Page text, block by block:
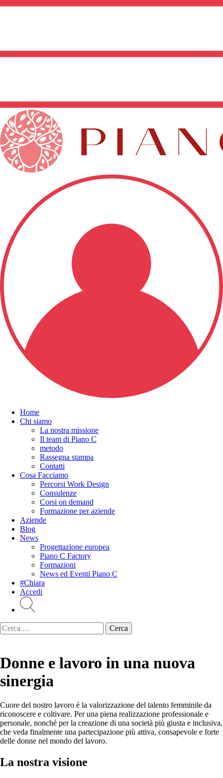
Home
Chi siamo
La nostra missione
Il team di Piano C
metodo
Rassegna stampa
Contatti
Cosa Facciamo
Percorsi Work Design
Consulenze
Corsi on demand
Formazione per aziende
Aziende
Blog
News
Progettazione europea
Piano C Factory
Formazioni
News ed Eventi Piano C
#Chiara
Accedi
Ricerca
per:
Donne e lavoro in una nuova
sinergia
Cuore del nostro lavoro è la valorizzazione del talento femminile da
riconoscere e coltivare. Per una piena realizzazione professionale e
personale, nonché per la creazione di una società più giusta e inclusiva,
che veda finalmente una partecipazione più attiva, consapevole e forte
delle donne nel mondo del lavoro.
La nostra visione